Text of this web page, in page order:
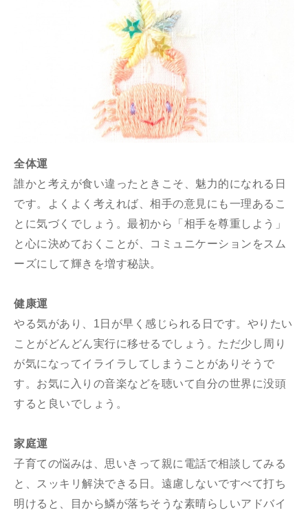
全体運
誰かと考えが食い違ったときこそ、魅力的になれる日
です。よくよく考えれば、相手の意見にも一理あるこ
とに気づくでしょう。最初から「相手を尊重しよう」
と心に決めておくことが、コミュニケーションをスム
ーズにして輝きを増す秘訣。
健康運
やる気があり、1日が早く感じられる日です。やりたい
ことがどんどん実行に移せるでしょう。ただ少し周り
が気になってイライラしてしまうことがありそうで
す。お気に入りの音楽などを聴いて自分の世界に没頭
すると良いでしょう。
家庭運
子育ての悩みは、思いきって親に電話で相談してみる
と、スッキリ解決できる日。遠慮しないですべて打ち
明けると、目から鱗が落ちそうな素晴らしいアドバイ